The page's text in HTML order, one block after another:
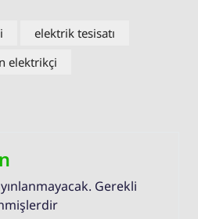
elektrik tesisatı
elektrikçi
Gerekli